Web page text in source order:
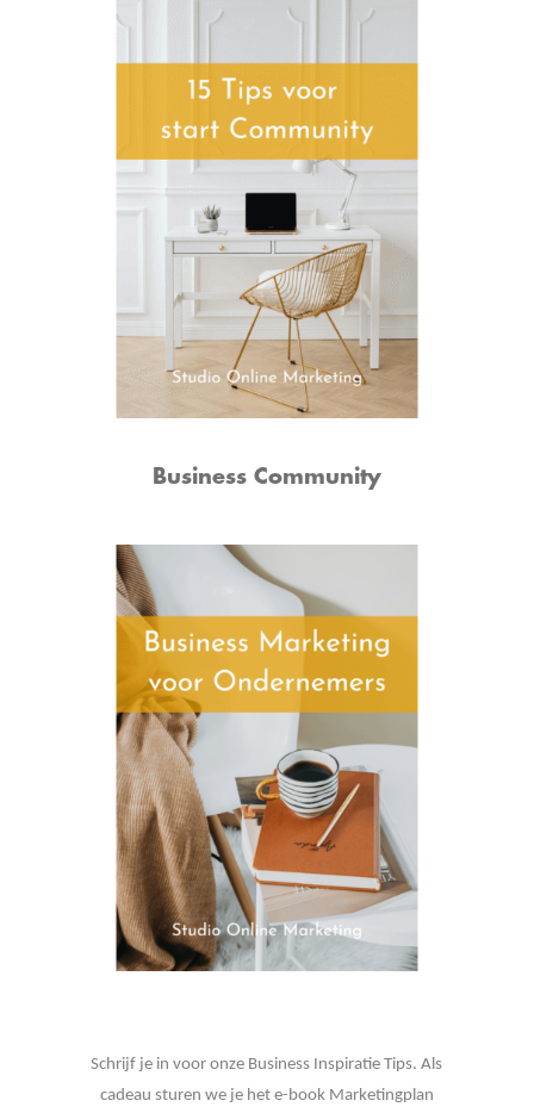
Business Community
Schrijf je in voor onze Business Inspiratie Tips. Als
cadeau sturen we je het e-book Marketingplan